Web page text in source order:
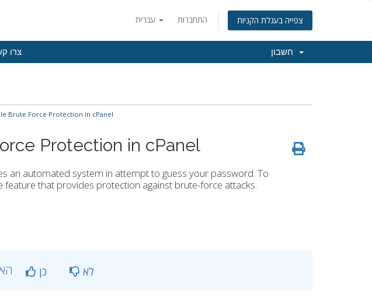
התחברות צפייה בעגלת הקניות
צרו
Brute Force Protection in cPanel
Protection in cPanel
an automated system in attempt to guess your password. To
feature that provides protection against brute-force attacks.
כן לא